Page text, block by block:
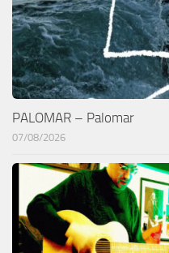
PALOMAR – Palomar
07/08/2026